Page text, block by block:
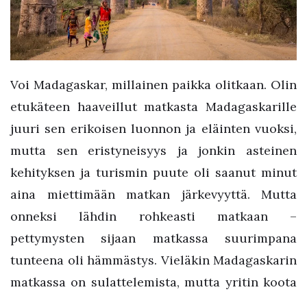
Voi Madagaskar, millainen paikka olitkaan. Olin
etukäteen haaveillut matkasta Madagaskarille
juuri sen erikoisen luonnon ja eläinten vuoksi,
mutta sen eristyneisyys ja jonkin asteinen
kehityksen ja turismin puute oli saanut minut
aina miettimään matkan järkevyyttä. Mutta
onneksi lähdin rohkeasti matkaan –
pettymysten sijaan matkassa suurimpana
tunteena oli hämmästys. Vieläkin Madagaskarin
matkassa on sulattelemista, mutta yritin koota